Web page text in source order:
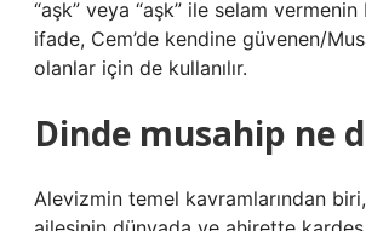
“aşk” veya “aşk” ile selam
ifade, Cem’de kendine güvenen/
olanlar için de kullanılır.
Dinde musahip ne
Alevizmin temel kavramlarından